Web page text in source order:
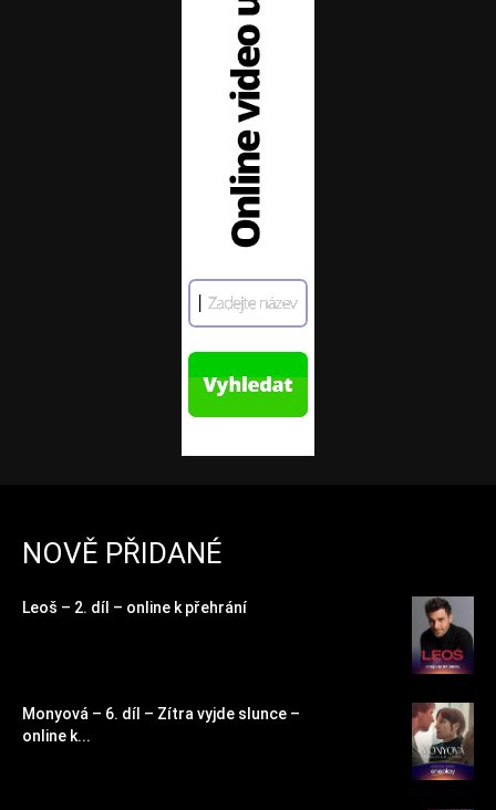
NOVĚ PŘIDANÉ
Leoš – 2. díl – online k přehrání
Monyová – 6. díl – Zítra vyjde slunce –
online k...